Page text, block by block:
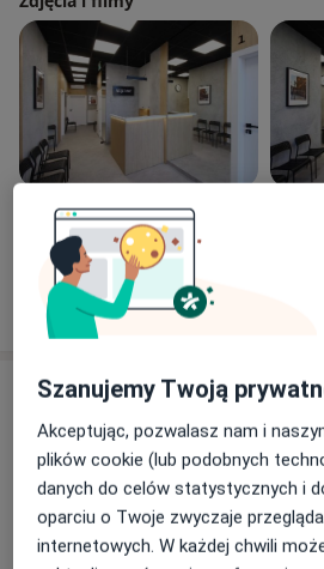
Zobacz galerię (8)
Pokaż więcej
Usługi i ceny
Konsultacja ginekologiczna
240 zł Szczegóły
Konsultacja ginekologiczna + USG
ginekologiczne
Szanujemy Twoją
Akceptując, pozwalasz nam i
plików cookie (lub podobnych
danych do celów statystycznych i
oparciu o Twoje zwyczaje
internetowych. W każdej chwili